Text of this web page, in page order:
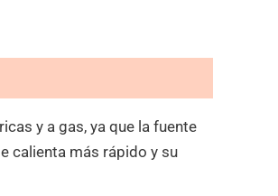
y a gas, ya que la fuente
calienta más rápido y su